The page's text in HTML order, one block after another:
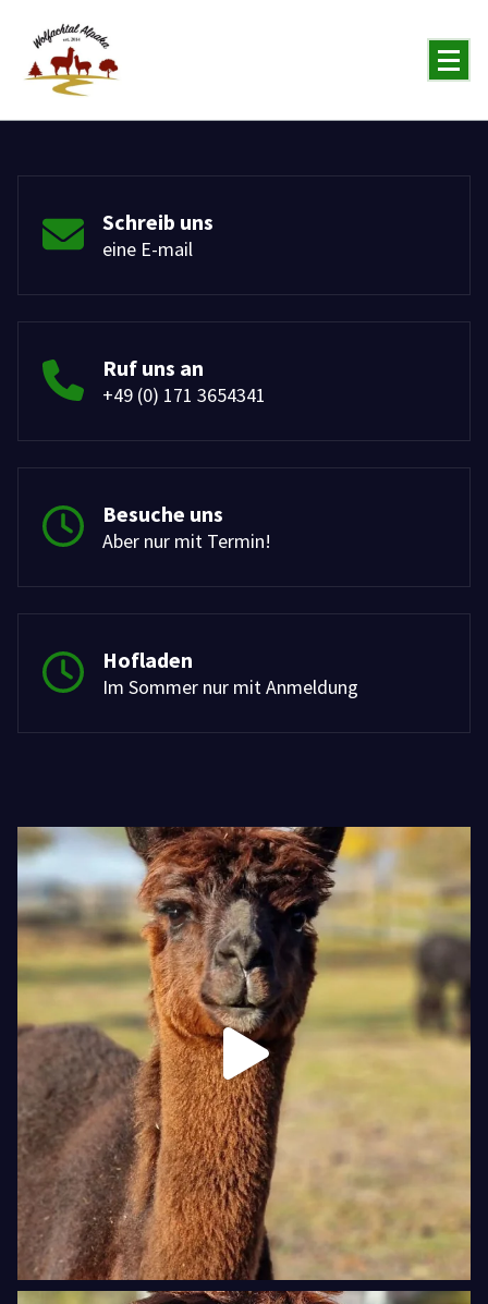
Schreib uns
eine E-mail
Ruf uns an
+49 (0) 171 3654341
Besuche uns
Aber nur mit Termin!
Hofladen
Im Sommer nur mit Anmeldung